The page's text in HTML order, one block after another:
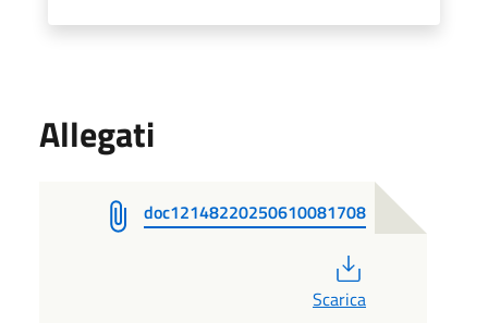
Allegati
doc12148220250610081708
Scarica